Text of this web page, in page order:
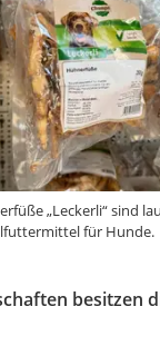
„Leckerli“ sind
für Hunde.
besitzen